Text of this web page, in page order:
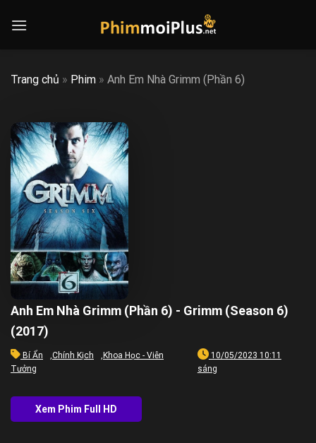
Trang chủ » Phim » Anh Em Nhà Grimm (Phần 6)
Anh Em Nhà Grimm (Phần 6) - Grimm (Season 6)
(2017)
Bí Ẩn ,Chính Kịch , Khoa Học - Viễn
Tưởng
10/05/2023 10:11
sáng